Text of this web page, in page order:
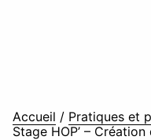
Accueil / Pratiques et
Stage HOP’ –